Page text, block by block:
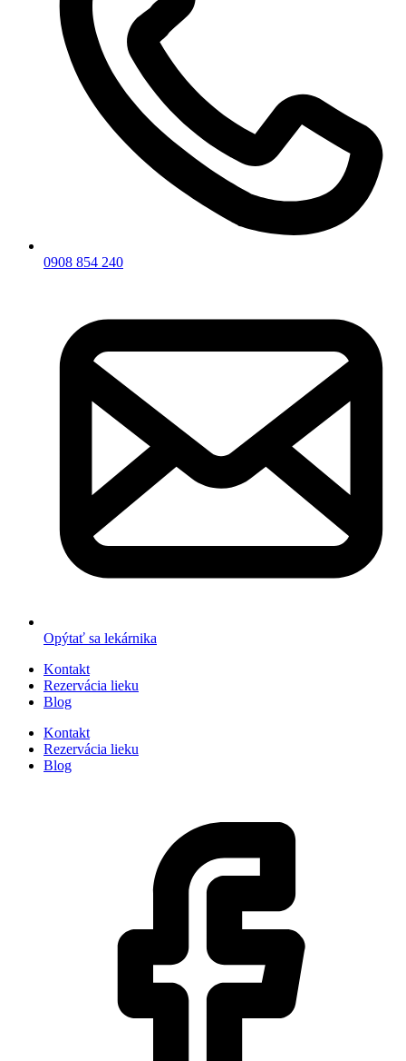
0908 854 240
Opýtať sa lekárnika
Kontakt
Rezervácia lieku
Blog
Kontakt
Rezervácia lieku
Blog